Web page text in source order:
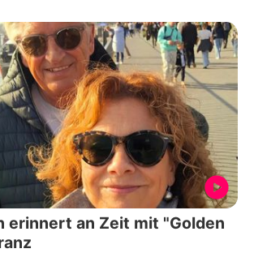
erinnert an Zeit mit "Golden